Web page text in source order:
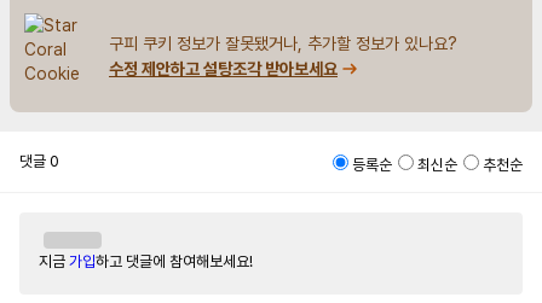
구피 쿠키 정보가 잘못됐거나, 추가할 정보가 있나요?
수정 제안하고 설탕조각 받아보세요
댓글 0 등록순 최신순 추천순
지금 가입하고 댓글에 참여해보세요!